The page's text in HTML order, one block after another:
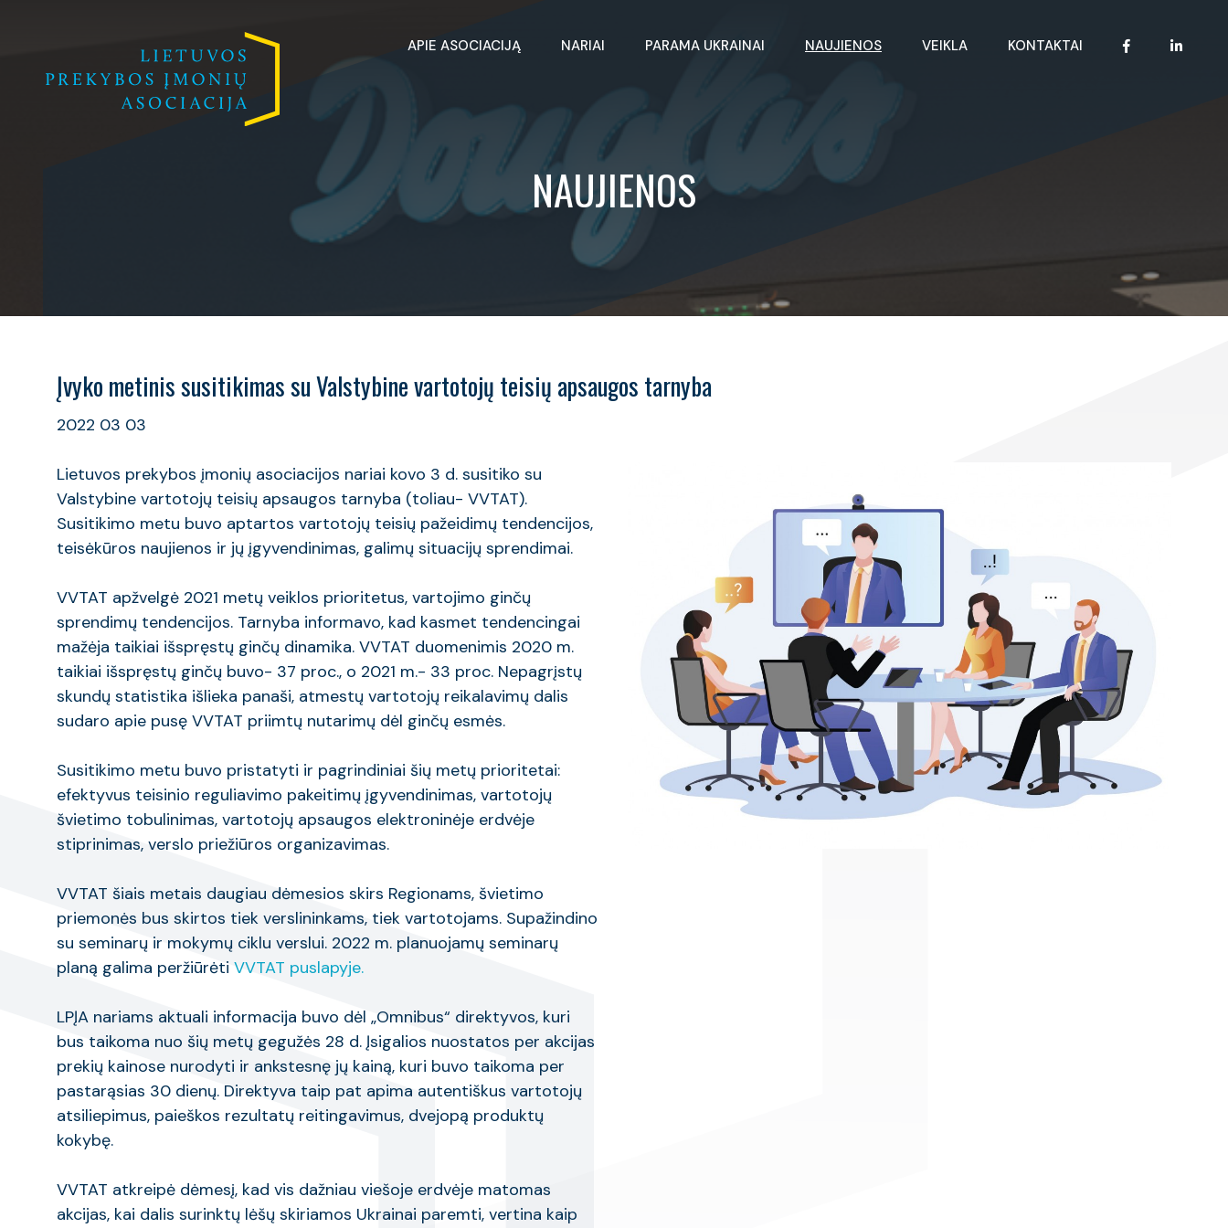
APIE ASOCIACIJĄ NARIAI PARAMA UKRAINAI NAUJIENOS VEIKLA KONTAKTAI
NAUJIENOS
Įvyko metinis susitikimas su Valstybine vartotojų teisių apsaugos tarnyba
2022 03 03
Lietuvos prekybos įmonių asociacijos nariai kovo 3 d. susitiko su
Valstybine vartotojų teisių apsaugos tarnyba (toliau- VVTAT).
Susitikimo metu buvo aptartos vartotojų teisių pažeidimų tendencijos,
teisėkūros naujienos ir jų įgyvendinimas, galimų situacijų sprendimai.
VVTAT apžvelgė 2021 metų veiklos prioritetus, vartojimo ginčų
sprendimų tendencijos. Tarnyba informavo, kad kasmet tendencingai
mažėja taikiai išspręstų ginčų dinamika. VVTAT duomenimis 2020 m.
taikiai išspręstų ginčų buvo- 37 proc., o 2021 m.- 33 proc. Nepagrįstų
skundų statistika išlieka panaši, atmestų vartotojų reikalavimų dalis
sudaro apie pusę VVTAT priimtų nutarimų dėl ginčų esmės.
Susitikimo metu buvo pristatyti ir pagrindiniai šių metų prioritetai:
efektyvus teisinio reguliavimo pakeitimų įgyvendinimas, vartotojų
švietimo tobulinimas, vartotojų apsaugos elektroninėje erdvėje
stiprinimas, verslo priežiūros organizavimas.
VVTAT šiais metais daugiau dėmesios skirs Regionams, švietimo
priemonės bus skirtos tiek verslininkams, tiek vartotojams. Supažindino
su seminarų ir mokymų ciklu verslui. 2022 m. planuojamų seminarų
planą galima peržiūrėti VVTAT puslapyje.
LPĮA nariams aktuali informacija buvo dėl „Omnibus“ direktyvos, kuri
bus taikoma nuo šių metų gegužės 28 d. Įsigalios nuostatos per akcijas
prekių kainose nurodyti ir ankstesnę jų kainą, kuri buvo taikoma per
pastarąsias 30 dienų. Direktyva taip pat apima autentiškus vartotojų
atsiliepimus, paieškos rezultatų reitingavimus, dvejopą produktų
kokybę.
VVTAT atkreipė dėmesį, kad vis dažniau viešoje erdvėje matomas
akcijas, kai dalis surinktų lėšų skiriamos Ukrainai paremti, vertina kaip